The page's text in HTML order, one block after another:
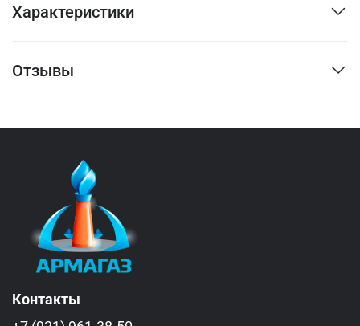
Характеристики
Отзывы
Контакты